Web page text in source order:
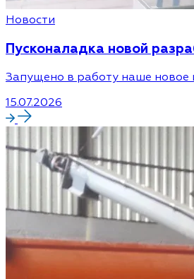
Новости
Пусконаладка новой
Запущено в работу наше новое
15.07.2026